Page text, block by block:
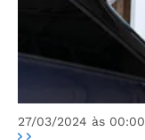
27/03/2024 às 00:00